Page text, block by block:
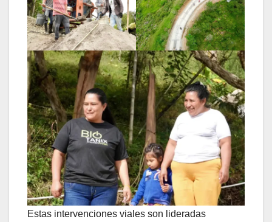
Estas intervenciones viales son lideradas